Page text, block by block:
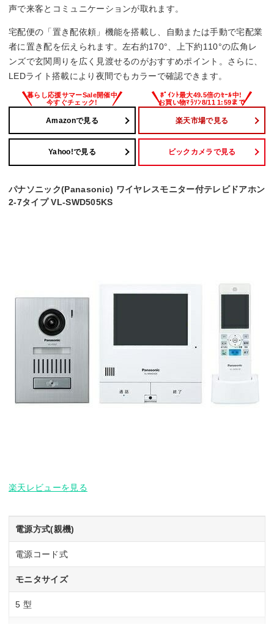
◯
SDカード録画
◯
声で来客とコミュニケーションが取れます。
宅配便の「置き配依頼」機能を搭載し、自動または手動で宅配業
者に置き配を伝えられます。左右約170°、上下約110°の広角レ
ンズで玄関周りを広く見渡せるのがおすすめポイント。さらに、
LEDライト搭載により夜間でもカラーで確認できます。
Amazonで見る 楽天市場で見る
Yahoo!で見る ビックカメラで見る
パナソニック(Panasonic) ワイヤレスモニター付テレビドアホン
2-7タイプ VL-SWD505KS
楽天レビューを見る
電源方式(親機)
電源コード式
モニタサイズ
5 型